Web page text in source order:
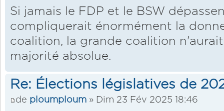
Si jamais le FDP et le BSW
compliquerait énormément la
coalition, la grande coalition
majorité absolue.
Re: Élections législatives de
de ploumploum » Dim 23 Fév 2025 18:46